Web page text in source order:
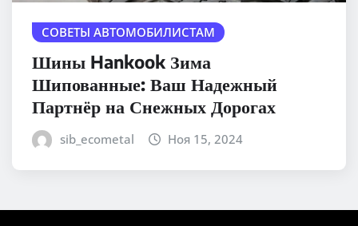
СОВЕТЫ АВТОМОБИЛИСТАМ
Шины Hankook Зима
Шипованные: Ваш Надежный
Партнёр на Снежных Дорогах
sib_ecometal Ноя 15, 2024